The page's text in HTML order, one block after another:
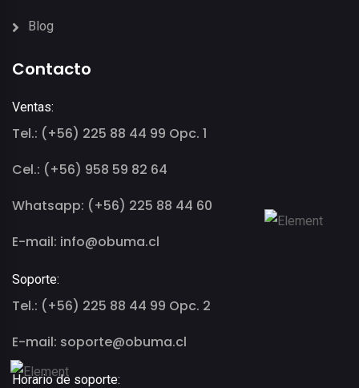
Blog
Contacto
Ventas:
Tel.: (+56) 225 88 44 99 Opc. 1
Cel.: (+56) 958 59 82 64
Whatsapp: (+56) 225 88 44 60
E-mail: info@obuma.cl
Soporte:
Tel.: (+56) 225 88 44 99 Opc. 2
E-mail: soporte@obuma.cl
Horario de soporte: